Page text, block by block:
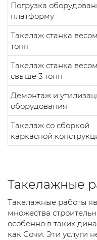
Погрузка
платформу
Такелаж станка
тонн
Такелаж станка весом
свыше 3 тонн
Демонтаж и
оборудования
Такелаж со сборкой
каркасной
Такелажные
Такелажные работы
множества
особенно в таких
как Сочи. Эти услуги